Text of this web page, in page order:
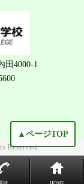
▲ページTOP
田4000-1
Reserved.